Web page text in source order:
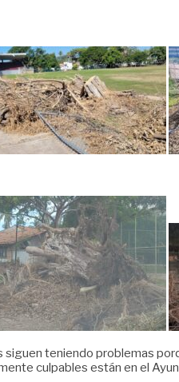
teniendo problemas
culpables están en el